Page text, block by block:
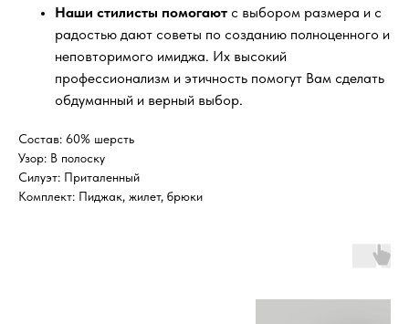
Наши стилисты помогают с выбором размера и с
радостью дают советы по созданию полноценного и
неповторимого имиджа. Их высокий
профессионализм и этичность помогут Вам сделать
обдуманный и верный выбор.
Состав: 60% шерсть
Узор: В полоску
Силуэт: Приталенный
Комплект: Пиджак, жилет, брюки